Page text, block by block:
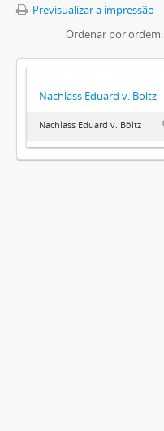
Previsualizar a impressão
Ordenar por ordem:
Nachlass Eduard v. Böltz
Nachlass Eduard v. Böltz